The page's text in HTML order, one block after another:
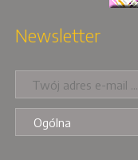
Newsletter